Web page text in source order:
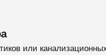
или